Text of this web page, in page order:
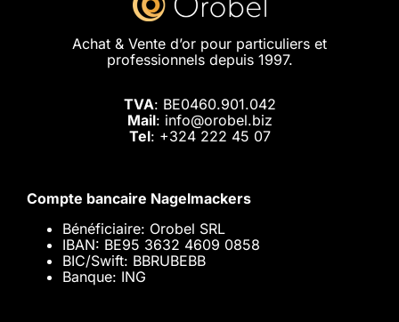
Achat & Vente d’or pour particuliers et
professionnels depuis 1997.
TVA: BE0460.901.042
Mail: info@orobel.biz
Tel: +324 222 45 07
Compte bancaire Nagelmackers
Bénéficiaire: Orobel SRL
IBAN: BE95 3632 4609 0858
BIC/Swift: BBRUBEBB
Banque: ING